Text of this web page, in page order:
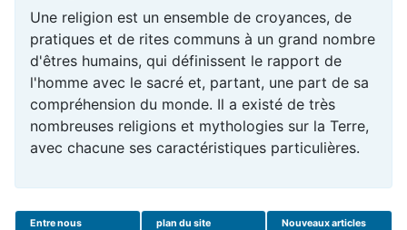
Une religion est un ensemble de croyances, de
pratiques et de rites communs à un grand nombre
d'êtres humains, qui définissent le rapport de
l'homme avec le sacré et, partant, une part de sa
compréhension du monde. Il a existé de très
nombreuses religions et mythologies sur la Terre,
avec chacune ses caractéristiques particulières.
Entre nous plan du site Nouveaux articles